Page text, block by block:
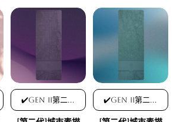
✔️Gen II第二代
柔霧絨皮革表層
✔️Gen II第二代
柔霧絨皮革表層